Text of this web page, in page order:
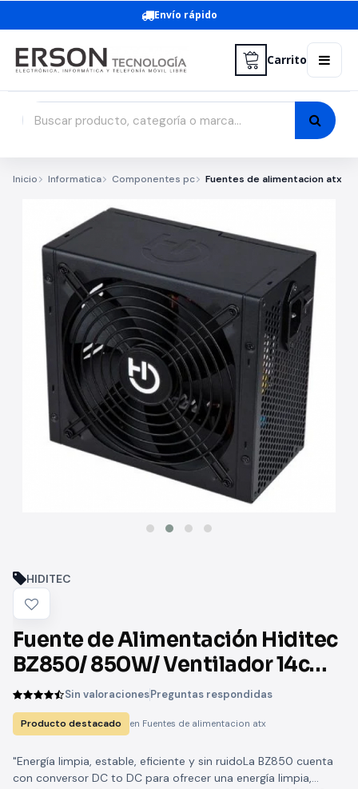
Envío rápido
Carrito
Inicio Informatica Componentes pc Fuentes de alimentacion atx
HIDITEC
Fuente de Alimentación Hiditec
BZ850/ 850W/ Ventilador 14cm/
80 Plus Bronze
Sin valoracionesPreguntas respondidas
Producto destacado en Fuentes de alimentacion atx
"Energía limpia, estable, eficiente y sin ruidoLa BZ850 cuenta
con conversor DC to DC para ofrecer una energía limpia,